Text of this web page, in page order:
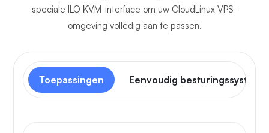
speciale ILO KVM-interface om uw CloudLinux VPS-
omgeving volledig aan te passen.
Toepassingen Eenvoudig besturingssysteem